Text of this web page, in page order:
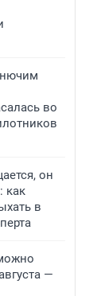
во
он
как
в
—